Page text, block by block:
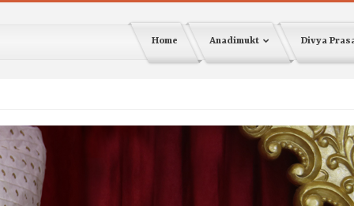
Home Anadimukt Divya